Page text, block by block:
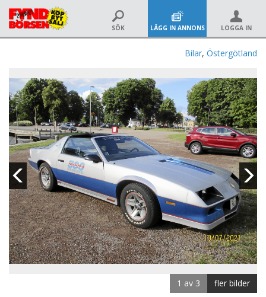
SÖK LÄGG IN ANNONS LOGGA IN
Bilar, Östergötland
fler bilder
1 av 3